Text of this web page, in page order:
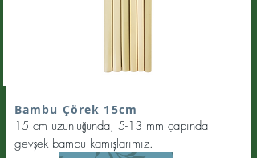
Bambu Çörek 15cm
15 cm uzunluğunda, 5-13 mm çapında
gevşek bambu kamışlarımız.